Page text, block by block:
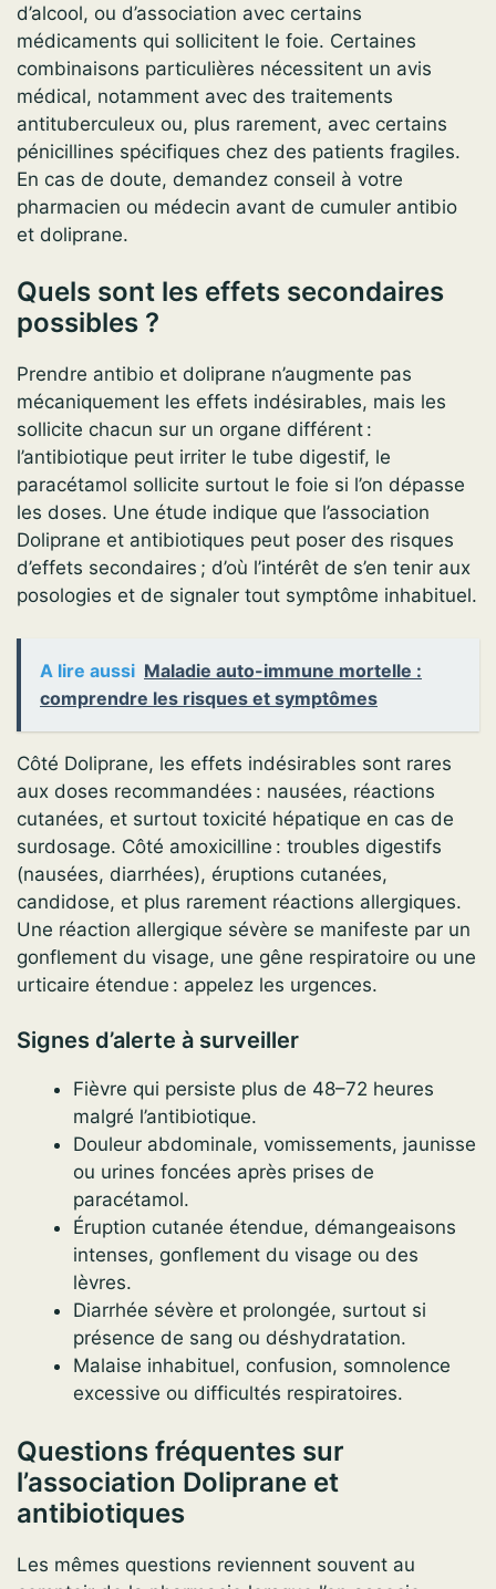
d’alcool, ou d’association avec certains
médicaments qui sollicitent le foie. Certaines
combinaisons particulières nécessitent un avis
médical, notamment avec des traitements
antituberculeux ou, plus rarement, avec certains
pénicillines spécifiques chez des patients fragiles.
En cas de doute, demandez conseil à votre
pharmacien ou médecin avant de cumuler antibio
et doliprane.
Quels sont les effets secondaires
possibles ?
Prendre antibio et doliprane n’augmente pas
mécaniquement les effets indésirables, mais les
sollicite chacun sur un organe différent :
l’antibiotique peut irriter le tube digestif, le
paracétamol sollicite surtout le foie si l’on dépasse
les doses. Une étude indique que l’association
Doliprane et antibiotiques peut poser des risques
d’effets secondaires ; d’où l’intérêt de s’en tenir aux
posologies et de signaler tout symptôme inhabituel.
A lire aussi Maladie auto-immune mortelle :
comprendre les risques et symptômes
Côté Doliprane, les effets indésirables sont rares
aux doses recommandées : nausées, réactions
cutanées, et surtout toxicité hépatique en cas de
surdosage. Côté amoxicilline : troubles digestifs
(nausées, diarrhées), éruptions cutanées,
candidose, et plus rarement réactions allergiques.
Une réaction allergique sévère se manifeste par un
gonflement du visage, une gêne respiratoire ou une
urticaire étendue : appelez les urgences.
Signes d’alerte à surveiller
Fièvre qui persiste plus de 48–72 heures
malgré l’antibiotique.
Douleur abdominale, vomissements, jaunisse
ou urines foncées après prises de
paracétamol.
Éruption cutanée étendue, démangeaisons
intenses, gonflement du visage ou des
lèvres.
Diarrhée sévère et prolongée, surtout si
présence de sang ou déshydratation.
Malaise inhabituel, confusion, somnolence
excessive ou difficultés respiratoires.
Questions fréquentes sur
l’association Doliprane et
antibiotiques
Les mêmes questions reviennent souvent au